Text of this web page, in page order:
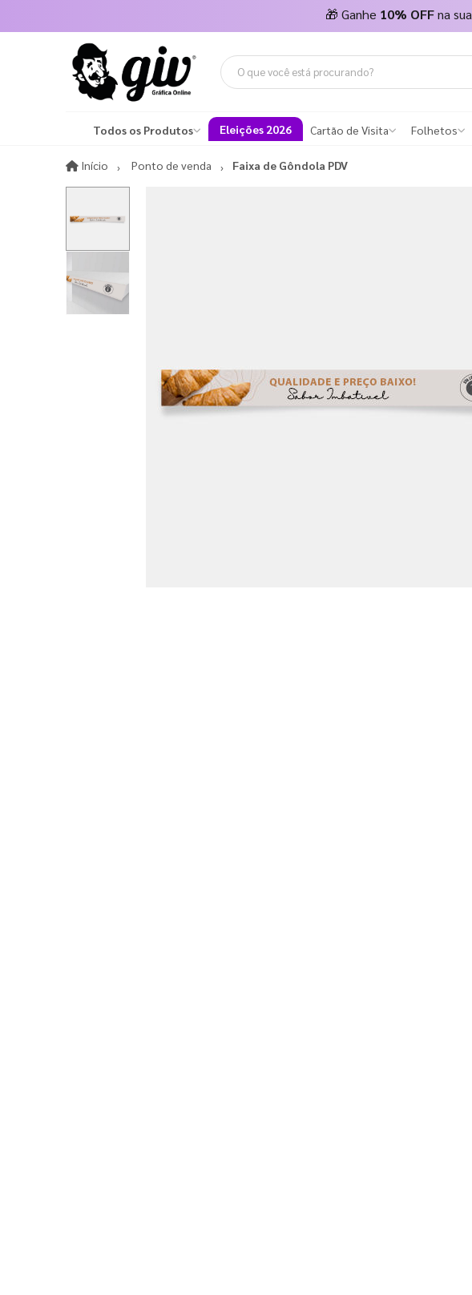
🎁 Ganhe 10% OFFna sua
Todos os Produtos Eleições 2026 Cartão de Visita Folhetos
Início InícioPonto de venda Faixa de Gôndola PDV